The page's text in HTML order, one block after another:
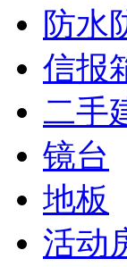
防水
信报
二手
镜台
地板
活动